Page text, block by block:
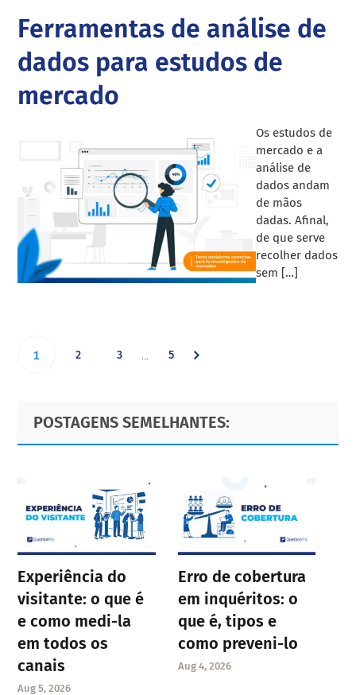
Ferramentas de análise de
dados para estudos de
mercado
Os estudos de
mercado e a
análise de
dados andam
de mãos
dadas. Afinal,
de que serve
recolher dados
sem […]
Go
page
1 Go
page
2 Go
page
3
pages
… Go
page
5
Primary
Sidebar
Footer
POSTAGENS SEMELHANTES:
Experiência do
visitante: o que é
e como medi-la
em todos os
canais
Aug 5, 2026
Erro de cobertura
em inquéritos: o
que é, tipos e
como preveni-lo
Aug 4, 2026